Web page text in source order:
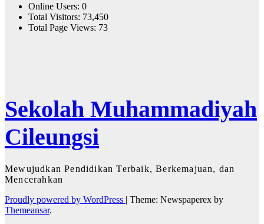
Online Users: 0
Total Visitors: 73,450
Total Page Views: 73
Sekolah Muhammadiyah
Cileungsi
Mewujudkan Pendidikan Terbaik, Berkemajuan, dan
Mencerahkan
Proudly powered by WordPress | Theme: Newspaperex by
Themeansar.